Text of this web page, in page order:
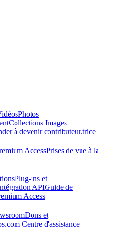
Photos
Collections Images
à devenir contributeur.trice
AccessPrises de vue à la
Plug-ins et
APIGuide de
Access
Dons et
Centre d'assistance